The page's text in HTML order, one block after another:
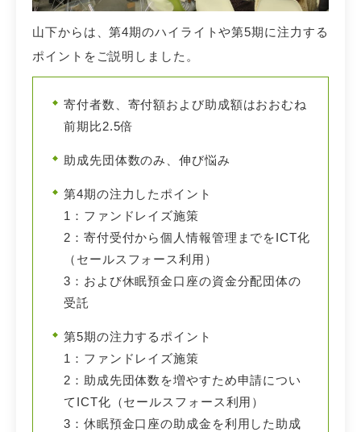
山下からは、第4期のハイライトや第5期に注力する
ポイントをご説明しました。
寄付者数、寄付額および助成額はおおむね
前期比2.5倍
助成先団体数のみ、伸び悩み
第4期の注力したポイント
1：ファンドレイズ施策
2：寄付受付から個人情報管理までをICT化
（セールスフォース利用）
3：および休眠預金口座の資金分配団体の
受託
第5期の注力するポイント
1：ファンドレイズ施策
2：助成先団体数を増やすため申請につい
てICT化（セールスフォース利用）
3：休眠預金口座の助成金を利用した助成